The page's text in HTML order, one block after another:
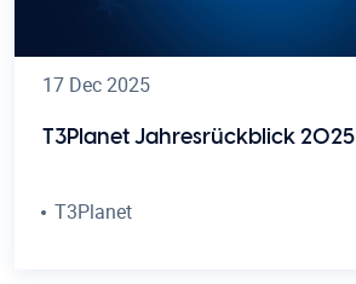
17 Dec 2025
T3Planet Jahresrückblick 2025
T3Planet